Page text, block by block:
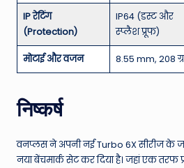
IP रेटिंग
(Protection)
IP64 (डस्ट और
स्प्लैश प्रूफ)
मोटाई और वजन 8.55 mm, 208
निष्कर्ष
वनप्लस ने अपनी नई Turbo 6X सीरीज के
नया बेंचमार्क सेट कर दिया है। जहां एक तरफ